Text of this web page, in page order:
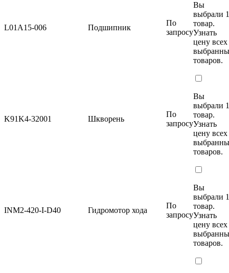
L01A15-006 Подшипник
По
запросу
Вы
выбрали 1
товар.
Узнать
цену всех
товаров.
K91K4-32001 Шкворень
По
запросу
Вы
выбрали 1
товар.
Узнать
цену всех
товаров.
INM2-420-I-D40 Гидромотор хода
По
запросу
Вы
выбрали 1
товар.
Узнать
цену всех
товаров.